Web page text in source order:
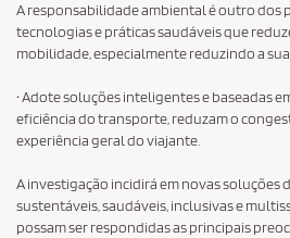
A responsabilidade ambiental é outro dos
tecnologias e práticas saudáveis ​​que
mobilidade, especialmente reduzindo a
·Adote soluções inteligentes e baseadas
eficiência do transporte, reduzam o
experiência geral do viajante.
A investigação incidirá em novas soluções
sustentáveis, saudáveis, inclusivas e
possam ser respondidas as principais